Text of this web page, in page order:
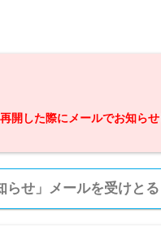
開した際にメールでお知らせ
らせ」メールを受けとる